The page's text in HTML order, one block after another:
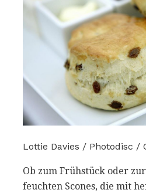
Lottie Davies / Photodisc /
Ob zum Frühstück oder
feuchten Scones, die mit